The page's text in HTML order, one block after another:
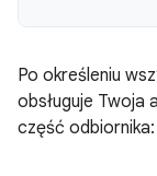
Po określeniu
obsługuje Twoja
część odbiornika: